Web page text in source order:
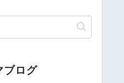
ブログ